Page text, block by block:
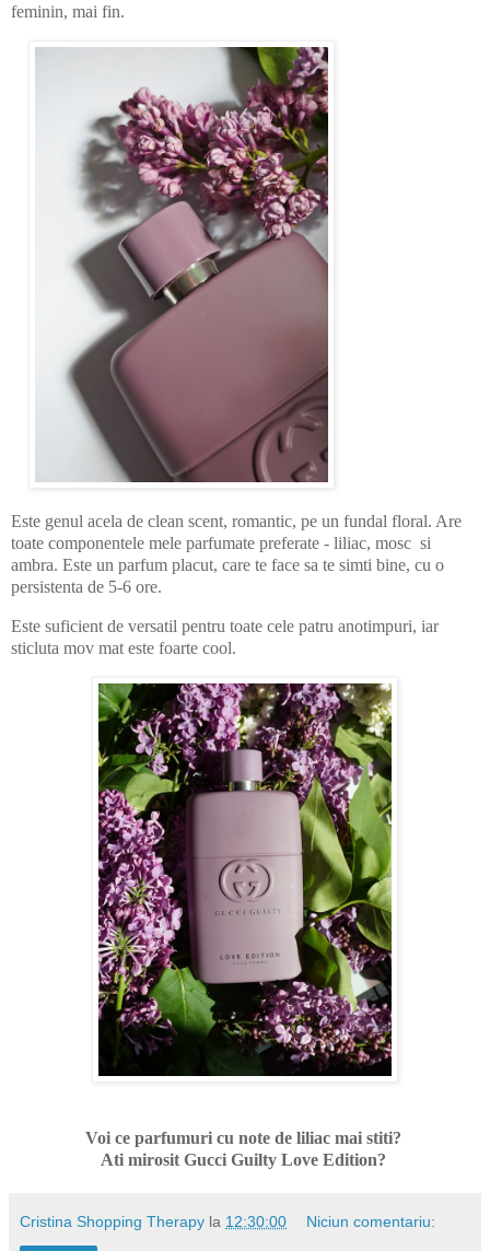
feminin, mai fin.
Este genul acela de clean scent, romantic, pe un fundal floral. Are
toate componentele mele parfumate preferate - liliac, mosc si
ambra. Este un parfum placut, care te face sa te simti bine, cu o
persistenta de 5-6 ore.
Este suficient de versatil pentru toate cele patru anotimpuri, iar
sticluta mov mat este foarte cool.
Voi ce parfumuri cu note de liliac mai stiti?
Ati mirosit Gucci Guilty Love Edition?
Cristina Shopping Therapy la 12:30:00 Niciun comentariu: